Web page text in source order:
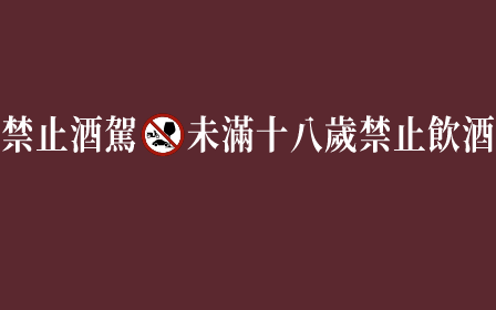
(國定假日休息)
有任何問題歡迎加入官方Line 詢問